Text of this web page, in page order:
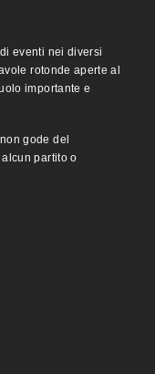
eventi nei diversi
rotonde aperte al
importante e
gode del
partito o